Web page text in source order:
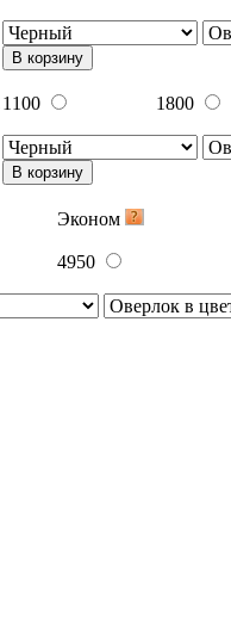
В корзину
1100 1800
В корзину
Эконом
4950